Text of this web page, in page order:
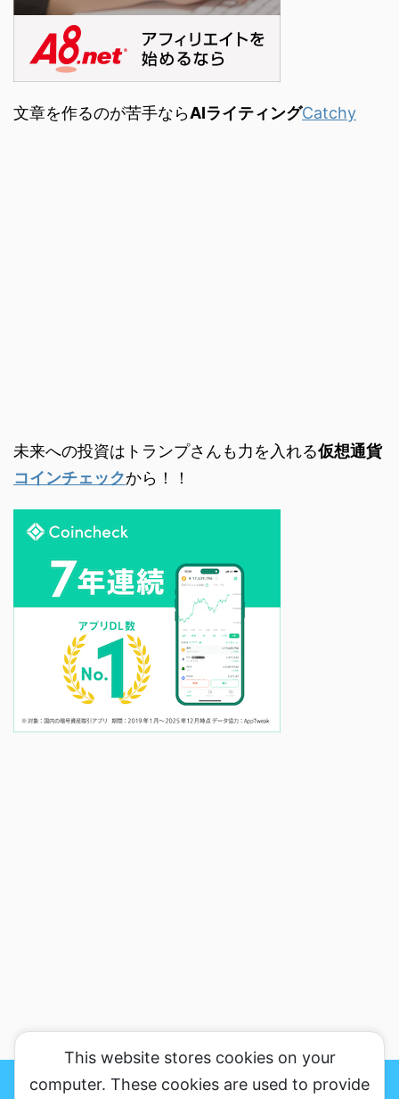
文章を作るのが苦手ならAIライティングCatchy
コインチェック から！！
おかりんのブログの魅力、がっちり伝えますのサイトマップ
プライバシ
ーポリシー&免罪事項
お問い合わせ
This website stores cookies on your
computer. These cookies are used to provide